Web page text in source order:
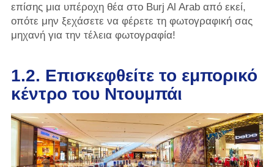
επίσης μια υπέροχη θέα στο Burj Al Arab από εκεί,
οπότε μην ξεχάσετε να φέρετε τη φωτογραφική σας
μηχανή για την τέλεια φωτογραφία!
1.2. Επισκεφθείτε το εμπορικό
κέντρο του Ντουμπάι